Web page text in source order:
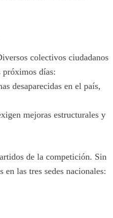
colectivos ciudadanos
próximos días:
desaparecidas en el país,
mejoras estructurales y
de la competición. Sin
las tres sedes nacionales: